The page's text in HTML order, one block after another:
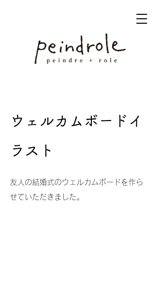
ウェルカムボードイ
ラスト
友人の結婚式のウェルカムボードを作ら
せていただきました。